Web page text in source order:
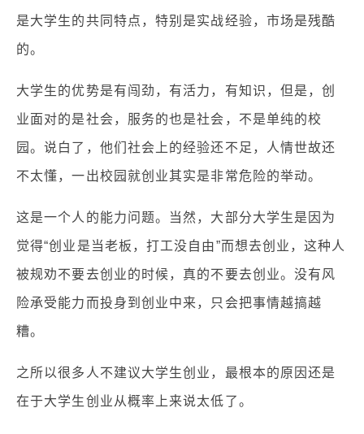
是大学生的共同特点，特别是实战经验，市场是残酷
的。
大学生的优势是有闯劲，有活力，有知识，但是，创
业面对的是社会，服务的也是社会，不是单纯的校
园。说白了，他们社会上的经验还不足，人情世故还
不太懂，一出校园就创业其实是非常危险的举动。
这是一个人的能力问题。当然，大部分大学生是因为
觉得“创业是当老板，打工没自由”而想去创业，这种人
被规劝不要去创业的时候，真的不要去创业。没有风
险承受能力而投身到创业中来，只会把事情越搞越
糟。
之所以很多人不建议大学生创业，最根本的原因还是
在于大学生创业从概率上来说太低了。